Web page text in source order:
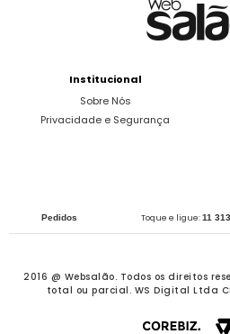
Institucional
Sobre Nós
Privacidade e Segurança
Pedidos Toque e ligue:11
2016 @ Websalão. Todos os direitos
total ou parcial. WS Digital Ltda